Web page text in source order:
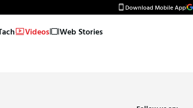
Download Mobile App
Videos Web Stories